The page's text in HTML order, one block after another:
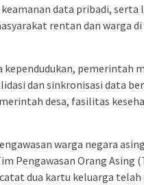
data pribadi, serta
rentan dan warga di
kependudukan, pemerintah
dan sinkronisasi data
desa, fasilitas
warga negara
Pengawasan Orang Asing
dua kartu keluarga